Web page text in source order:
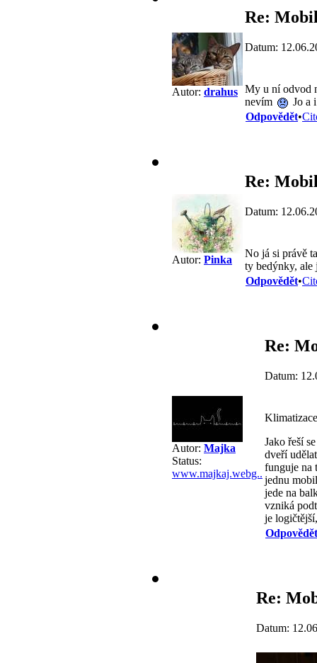
Autor: drahus
Re:
Datum:
My u ní odvod
nevím
Jo a
Odpovědět•
Autor: Pinka
Re:
Datum:
No já si právě
ty bedýnky, ale
Odpovědět•
Autor: Majka
Status:
www.majkaj.webg..
Re:
Datum:
Jako řeší
dveří
funguje na
jednu
jede na
vzniká
je
Odpovědět
Re:
Datum: